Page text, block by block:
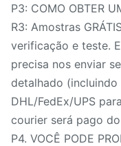
P3: COMO OBTER
R3: Amostras
verificação e teste.
precisa nos enviar
detalhado
DHL/FedEx/UPS
courier será pago
P4. VOCÊ PODE